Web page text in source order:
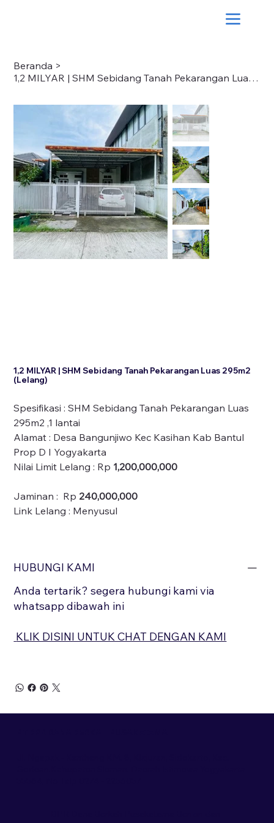
Beranda >
1,2 MILYAR | SHM Sebidang Tanah Pekarangan Luas 295m2 (Lelang)
1,2 MILYAR | SHM Sebidang Tanah Pekarangan Luas 295m2
(Lelang)
Spesifikasi : SHM Sebidang Tanah Pekarangan Luas
295m2 ,1 lantai
Alamat : Desa Bangunjiwo Kec Kasihan Kab Bantul
Prop D I Yogyakarta
Nilai Limit Lelang : Rp 1,200,000,000
Jaminan : Rp 240,000,000
Link Lelang : Menyusul
HUBUNGI KAMI
Anda tertarik? segera hubungi kami via
whatsapp dibawah ini
KLIK DISINI UNTUK CHAT DENGAN KAMI